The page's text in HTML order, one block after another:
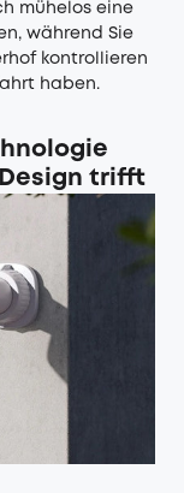
mühelos eine
während Sie
kontrollieren
haben.
trifft